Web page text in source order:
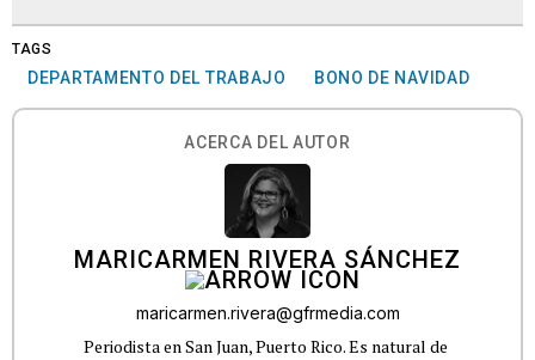
TAGS
DEPARTAMENTO DEL TRABAJO BONO DE NAVIDAD
ACERCA DEL AUTOR
MARICARMEN RIVERA SÁNCHEZ
maricarmen.rivera@gfrmedia.com
Periodista en San Juan, Puerto Rico. Es natural de